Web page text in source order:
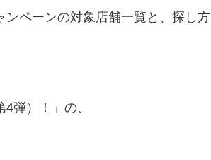
ペーンの対象店舗一覧と、探し方
弾）！」の、